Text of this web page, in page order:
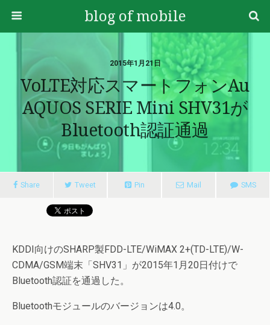
blog of mobile
2015年1月21日
VoLTE対応スマートフォンau
AQUOS SERIE Mini SHV31が
Bluetooth認証通過
Share Tweet Pin Mail SMS
KDDI向けのSHARP製FDD-LTE/WiMAX 2+(TD-LTE)/W-
CDMA/GSM端末「SHV31」が2015年1月20日付けで
Bluetooth認証を通過した。
Bluetoothモジュールのバージョンは4.0。